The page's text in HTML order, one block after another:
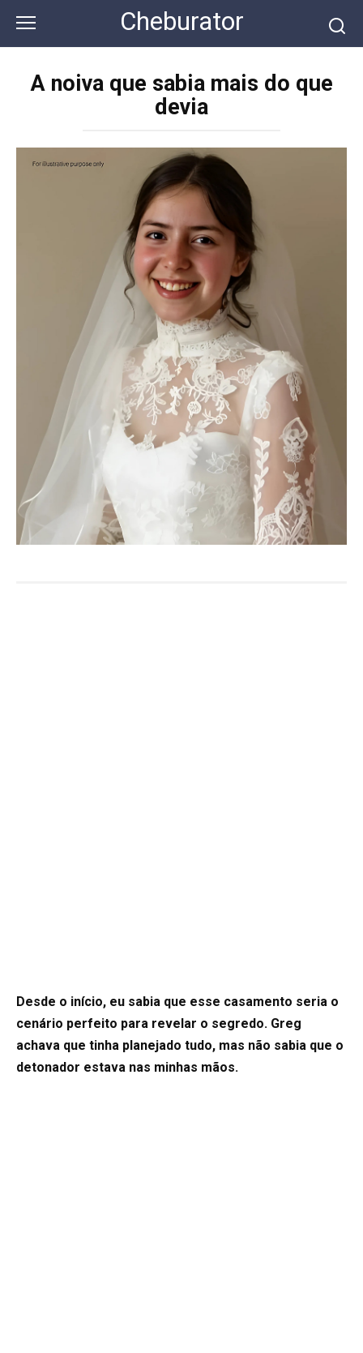
контенту
Cheburator
A noiva que sabia mais do que
devia
Desde o início, eu sabia que esse casamento seria o
cenário perfeito para revelar o segredo. Greg
achava que tinha planejado tudo, mas não sabia que o
detonador estava nas minhas mãos.